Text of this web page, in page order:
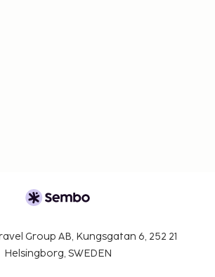
Group AB, Kungsgatan 6, 252 21
Helsingborg, SWEDEN